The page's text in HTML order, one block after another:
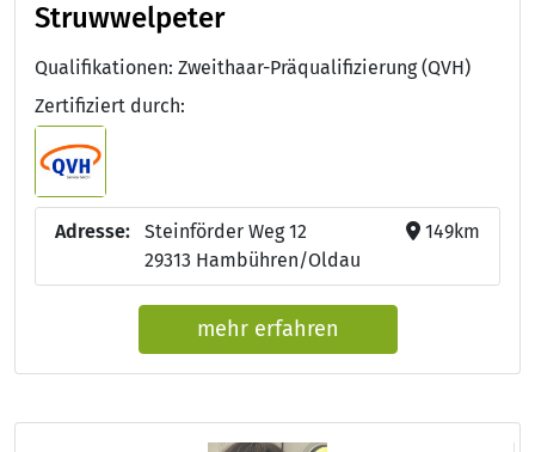
Struwwelpeter
Qualifikationen: Zweithaar-Präqualifizierung (QVH)
Zertifiziert durch:
Adresse:
Steinförder Weg 12
29313 Hambühren/Oldau
149km
mehr erfahren